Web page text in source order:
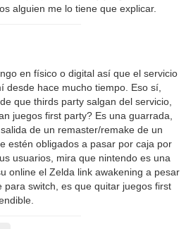
alguien me lo tiene que explicar.
en físico o digital así que el servicio
desde hace mucho tiempo. Eso sí,
que thirds party salgan del servicio,
juegos first party? Es una guarrada,
de un remaster/remake de un
estén obligados a pasar por caja por
usuarios, mira que nintendo es una
online el Zelda link awakening a pesar
switch, es que quitar juegos first